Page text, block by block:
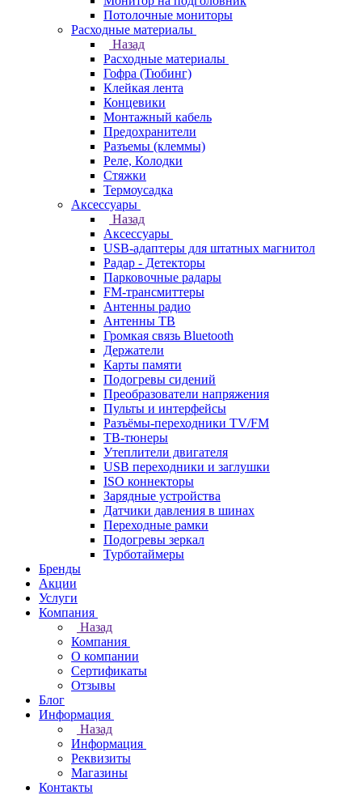
Потолочные мониторы
Расходные материалы
Назад
Расходные материалы
Гофра (Тюбинг)
Клейкая лента
Концевики
Монтажный кабель
Предохранители
Разъемы (клеммы)
Реле, Колодки
Стяжки
Термоусадка
Аксессуары
Назад
Аксессуары
USB-адаптеры для штатных магнитол
Радар - Детекторы
Парковочные радары
FM-трансмиттеры
Антенны радио
Антенны ТВ
Громкая связь Bluetooth
Держатели
Карты памяти
Подогревы сидений
Преобразователи напряжения
Пульты и интерфейсы
Разъёмы-переходники TV/FM
ТВ-тюнеры
Утеплители двигателя
USB переходники и заглушки
ISO коннекторы
Зарядные устройства
Датчики давления в шинах
Переходные рамки
Подогревы зеркал
Турботаймеры
Бренды
Акции
Услуги
Компания
Назад
Компания
О компании
Сертификаты
Отзывы
Блог
Информация
Назад
Информация
Реквизиты
Магазины
Контакты